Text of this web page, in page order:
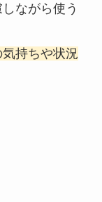
ながら使う
持ちや状況